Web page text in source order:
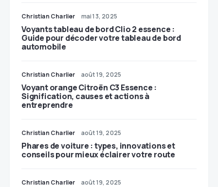
Christian Charlier mai 13, 2025
Voyants tableau de bord Clio 2 essence :
Guide pour décoder votre tableau de bord
automobile
Christian Charlier août 19, 2025
Voyant orange Citroën C3 Essence :
Signification, causes et actions à
entreprendre
Christian Charlier août 19, 2025
Phares de voiture : types, innovations et
conseils pour mieux éclairer votre route
Christian Charlier août 19, 2025